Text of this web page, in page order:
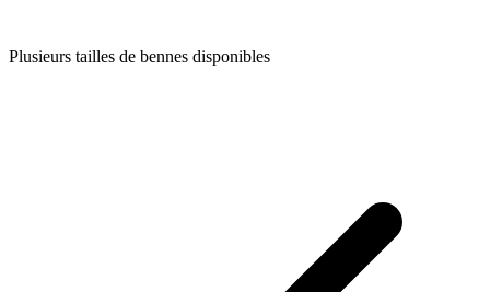
Plusieurs tailles de bennes disponibles